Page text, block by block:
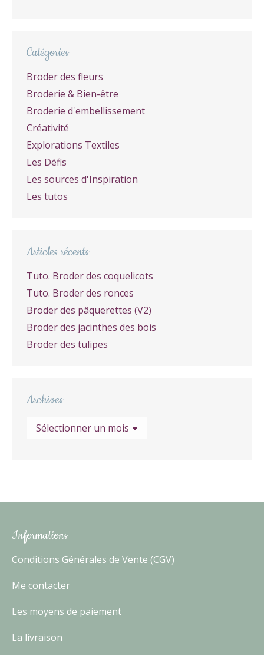
Catégories
Broder des fleurs
Broderie & Bien-être
Broderie d'embellissement
Créativité
Explorations Textiles
Les Défis
Les sources d'Inspiration
Les tutos
Articles récents
Tuto. Broder des coquelicots
Tuto. Broder des ronces
Broder des pâquerettes (V2)
Broder des jacinthes des bois
Broder des tulipes
Archives
Archives
Informations
Conditions Générales de Vente (CGV)
Me contacter
Les moyens de paiement
La livraison